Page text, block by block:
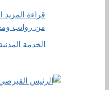
قراءة المزيد
من رواتب
الخدمة